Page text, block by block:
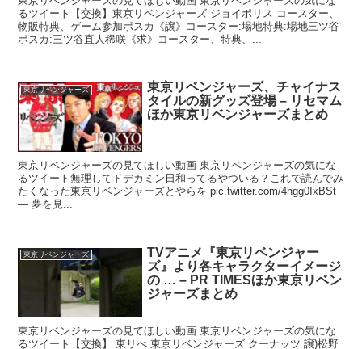
るツイート【交換】東京リベンジャーズ ジョイポリス コースター、
物販特典、ゲーム参加ポスカ《譲》コースター:場地特典:場地三ツ谷
ポスカ:三ツ谷直人稀咲《求》コースター、特典、...
東京リベンジャーズ
東京リベンジャーズ、チャイナス
タイルの新グッズ登場 – リセマム
ほか東京リベンジャーズまとめ
東京リベンジャーズの見てほしい動画 東京リベンジャーズの気にな
るツイート無理してドデカミン日和ってるやついる？これで読んでみ
たくなった東京リベンジャーズとやらを pic.twitter.com/4hgg0IxBSt
— 夢を見...
東京リベンジャーズ
TVアニメ『東京リベンジャー
ズ』より各キャラクターイメージ
の … – PR TIMESほか東京リベン
ジャーズまとめ
東京リベンジャーズの見てほしい動画 東京リベンジャーズの気にな
るツイート【交換】 東リべ 東京リベンジャーズ クーナッツ 譲)松野